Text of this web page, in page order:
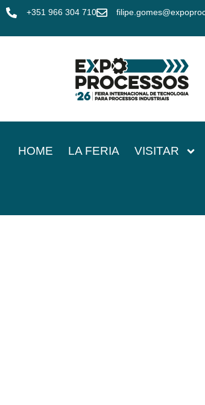
+351 966 304 710
HOME LA FERIA VISITAR